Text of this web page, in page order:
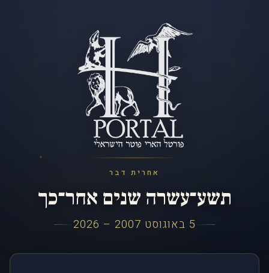
אחרית דבר
תשע־עשרה שנים אחר־כך
5 באוגוסט 2007 – 2026